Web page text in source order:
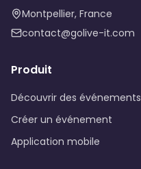
Montpellier, France
contact@golive-it.com
Produit
Découvrir des événements
Créer un événement
Application mobile